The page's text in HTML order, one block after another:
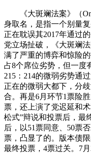
《大斑斓法案》（
身取名，是指一个别量
正在耽误其2017年通过
党立场扯破，《大斑斓
满了严重的博弈和惊险
占8个席位劣势，但一度
215：214的微弱劣势通
正在的微弱大都下，分
合。再是6月环节1票险
票，还上演了党迟延和
松式”辩说和投票后，最
后，以51票同意、50票
票，凸显了的。版本债
最终投票，4票过关。7